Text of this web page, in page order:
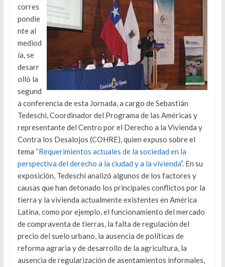
corres
pondie
nte al
mediod
ía, se
desarr
olló la
segund
a conferencia de esta Jornada, a cargo de Sebastián
Tedeschi, Coordinador del Programa de las Américas y
representante del Centro por el Derecho a la Vivienda y
Contra los Desalojos (COHRE), quien expuso sobre el
tema “Requerimientos actuales de la sociedad en la
perspectiva del derecho a la ciudad y a la vivienda”. En su
exposición, Tedeschi analizó algunos de los factores y
causas que han detonado los principales conflictos por la
tierra y la vivienda actualmente existentes en América
Latina, como por ejemplo, el funcionamiento del mercado
de compraventa de tierras, la falta de regulación del
precio del suelo urbano, la ausencia de políticas de
reforma agraria y de desarrollo de la agricultura, la
ausencia de regularización de asentamientos informales,